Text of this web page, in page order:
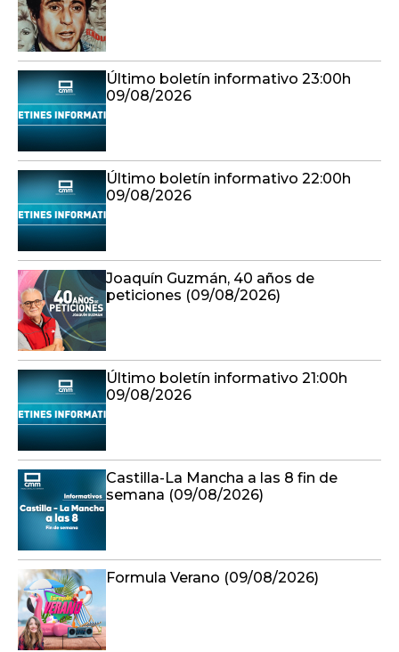
Último boletín informativo 23:00h
09/08/2026
Último boletín informativo 22:00h
09/08/2026
Joaquín Guzmán, 40 años de
peticiones (09/08/2026)
Último boletín informativo 21:00h
09/08/2026
Castilla-La Mancha a las 8 fin de
semana (09/08/2026)
Formula Verano (09/08/2026)